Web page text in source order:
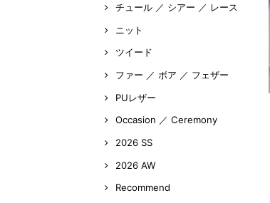
チュール ／ シアー ／ レース
ニット
ツイード
ファー ／ ボア ／ フェザー
PUレザー
Occasion ／ Ceremony
2026 SS
2026 AW
Recommend